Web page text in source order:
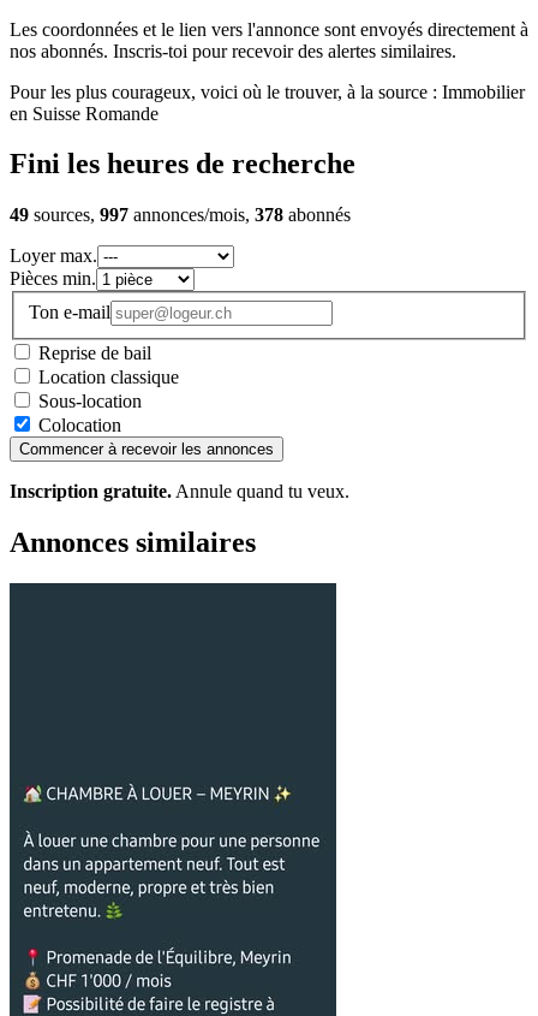
Les coordonnées et le lien vers l'annonce sont envoyés directement à
nos abonnés. Inscris-toi pour recevoir des alertes similaires.
Pour les plus courageux, voici où le trouver, à la source : Immobilier
en Suisse Romande
Fini les heures de recherche
49 sources, 997 annonces/mois, 378 abonnés
Loyer max.
Pièces min.
Ton e-mail
Reprise de bail
Location classique
Sous-location
Colocation
Commencer à recevoir les annonces
Inscription gratuite. Annule quand tu veux.
Annonces similaires